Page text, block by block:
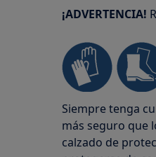
¡ADVERTENCIA!
Siempre tenga
más seguro que
calzado de